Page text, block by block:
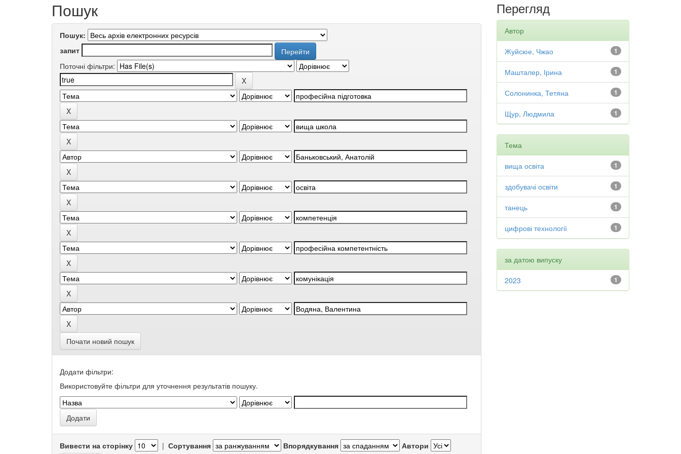
Пошук
Пошук:
запит
Поточні фільтри:
Почати новий пошук
Додати фільтри:
Використовуйте фільтри для уточнення результатів пошуку.
Вивести на сторінку | Сортування Впорядкування Автори
Перегляд
Автор
1
Жуйсюе, Чжао
1
Машталер, Ірина
1
Солонинка, Тетяна
1
Щур, Людмила
Тема
1
вища освіта
1
здобувачі освіти
1
танець
1
цифрові технології
за датою випуску
1
2023